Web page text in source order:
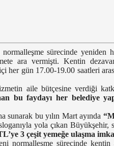
sürecinde yeniden
ara vermişti. Kentin
her gün 17.00-19.00 saatleri
aile bütçesine verdiği
bu faydayı her belediye
bu yılın Mart ayında
yola çıkan Büyükşehir,
3 çeşit yemeğe ulaşma
normalleşme sürecinde kentin